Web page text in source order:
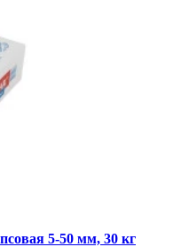
5-50 мм, 30 кг